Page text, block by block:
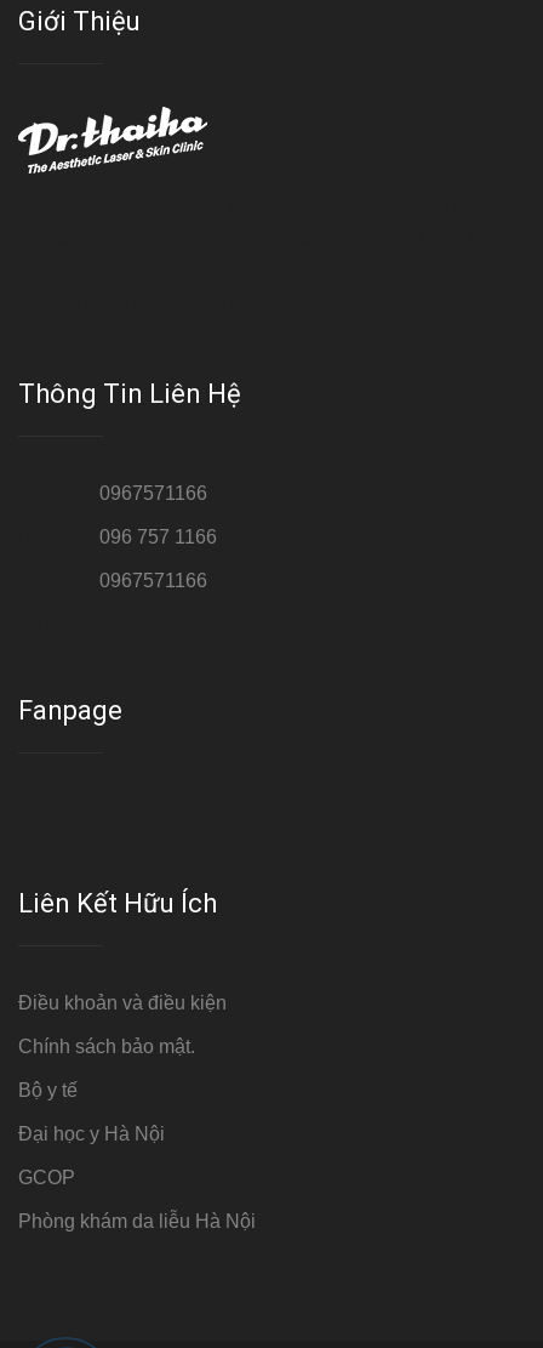
Giới Thiệu
Thông Tin Liên Hệ
0967571166
096 757 1166
0967571166
Fanpage
Liên Kết Hữu Ích
Điều khoản và điều kiện
Chính sách bảo mật.
Bộ y tế
Đại học y Hà Nội
GCOP
Phòng khám da liễu Hà Nội